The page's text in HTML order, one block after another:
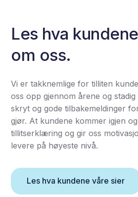
Les hva
om oss.
Vi er takknemlige for tilliten
oss opp gjennom årene og
skryt og gode tilbakemeldinger
gjør. At kundene kommer igjen
tillitserklæring og gir oss
levere på høyeste nivå.
Les hva kundene våre sier